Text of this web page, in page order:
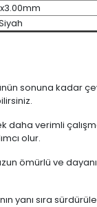
sonuna kadar
verimli
olur.
ve
sıra